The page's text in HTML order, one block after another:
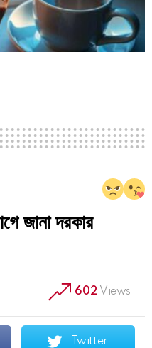
জানা দরকার
602 Views
Twitter